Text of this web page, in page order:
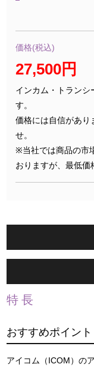
価格(税込)
27,500円
インカム・トラン
す。
価格には自信があり
せ。
※当社では商品の市
おりますが、最低価
特長
おすすめポイント
アイコム（ICOM）の